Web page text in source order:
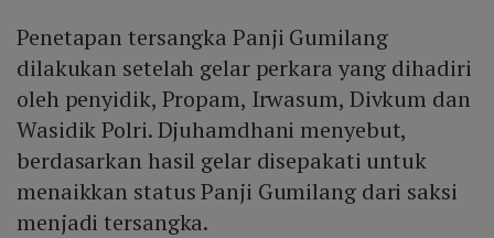
Penetapan tersangka Panji Gumilang
dilakukan setelah gelar perkara yang dihadiri
oleh penyidik, Propam, Irwasum, Divkum dan
Wasidik Polri. Djuhamdhani menyebut,
berdasarkan hasil gelar disepakati untuk
menaikkan status Panji Gumilang dari saksi
menjadi tersangka.